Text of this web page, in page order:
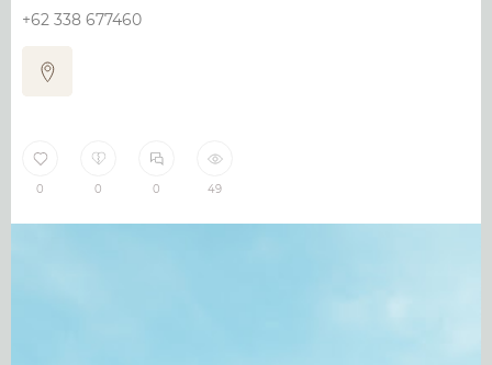
+62 338 677460
0 0 0 49